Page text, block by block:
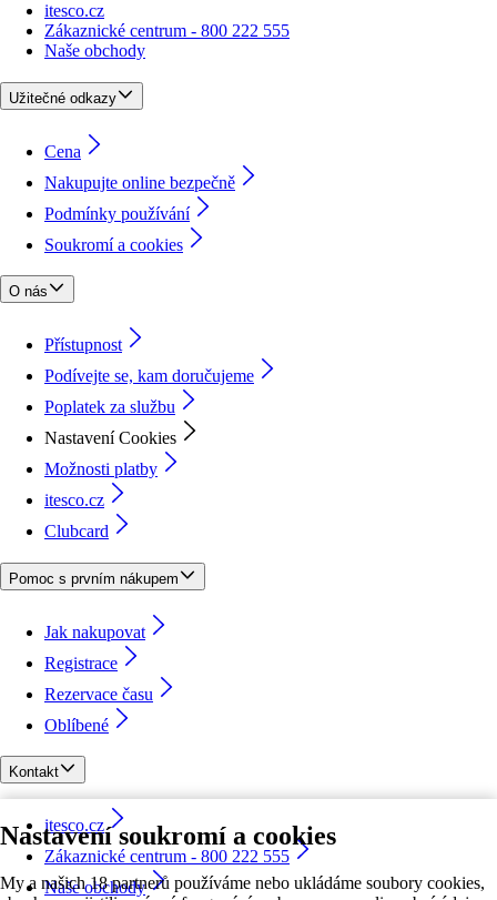
Nastavení soukromí a cookies
My a našich 18 partnerů používáme nebo ukládáme soubory cookies,
itesco.cz
Zákaznické centrum - 800 222 555
Naše obchody
Užitečné odkazy
Cena
Nakupujte online bezpečně
Podmínky používání
Soukromí a cookies
O nás
Přístupnost
Podívejte se, kam doručujeme
Poplatek za službu
Nastavení Cookies
Možnosti platby
itesco.cz
Clubcard
Pomoc s prvním nákupem
Jak nakupovat
Registrace
Rezervace času
Oblíbené
Kontakt
itesco.cz
Zákaznické centrum - 800 222 555
Naše obchody